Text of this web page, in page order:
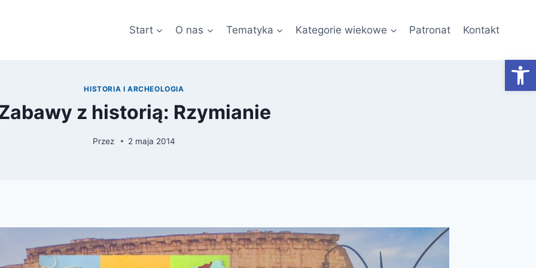
Start O nas Tematyka Kategorie wiekowe Patronat Kontakt
HISTORIA I ARCHEOLOGIA
z historią: Rzymianie
Przez 2 maja 2014